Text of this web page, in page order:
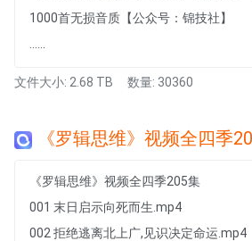
1000首无损音质【公众号：锦技社】
文件大小: 2.68 TB 数量: 30360
《罗辑思维》视频全四季
《罗辑思维》视频全四季205集
001 末日启示向死而生.mp4
002 拒绝逃离北上广,见识决定命运.mp4